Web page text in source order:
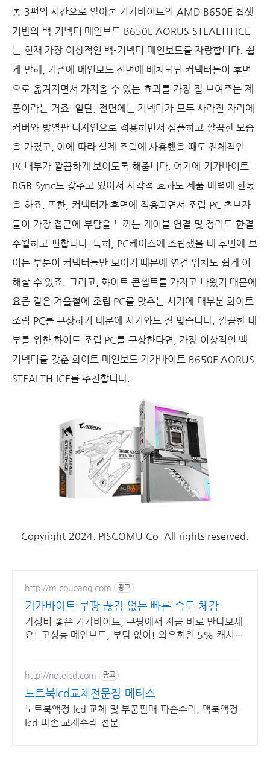
총 3편의 시간으로 알아본 기가바이트의 AMD B650E 칩셋
기반의 백-커넥터 메인보드 B650E AORUS STEALTH ICE
는 현재 가장 이상적인 백-커넥터 메인보드를 자랑합니다. 쉽
게 말해, 기존에 메인보드 전면에 배치되던 커넥터들이 후면
으로 옮겨지면서 가져올 수 있는 효과를 가장 잘 보여주는 제
품이라는 거죠. 일단, 전면에는 커넥터가 모두 사라진 자리에
커버와 방열판 디자인으로 적용하면서 심플하고 깔끔한 모습
을 가졌고, 이에 따라 실제 조립에 사용했을 때도 전체적인
PC내부가 깔끔하게 보이도록 해줍니다. 여기에 기가바이트
RGB Sync도 갖추고 있어서 시각적 효과도 제품 매력에 한몫
을 하죠. 또한, 커넥터가 후면에 적용되면서 조립 PC 초보자
들이 가장 접근에 부담을 느끼는 케이블 연결 및 정리도 한결
수월하고 편합니다. 특히, PC케이스에 조립했을 때 후면에 보
이는 부분이 커넥터들만 보이기 때문에 연결 위치도 쉽게 이
해할 수 있죠. 그리고, 화이트 콘셉트를 가지고 나왔기 때문에
요즘 같은 겨울철에 조립 PC를 맞추는 시기에 대부분 화이트
조립 PC를 구상하기 때문에 시기와도 잘 맞습니다. 깔끔한 내
부를 위한 화이트 조립 PC를 구상한다면, 가장 이상적인 백-
커넥터를 갖춘 화이트 메인보드 기가바이트 B650E AORUS
STEALTH ICE를 추천합니다.
Copyright 2024. PISCOMU Co. All rights reserved.
http://m.coupang.com 광고
기가바이트 쿠팡 끊김 없는 빠른 속도 체감
가성비 좋은 기가바이트, 쿠팡에서 지금 바로 만나보세
요! 고성능 메인보드, 부담 없이! 와우회원 5% 캐시
http://notelcd.com 광고
노트북lcd교체전문점 메티스
노트북액정 lcd 교체 및 부품판매 파손수리, 맥북액정
lcd 파손 교체수리 전문